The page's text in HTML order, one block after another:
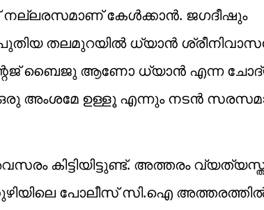
കേള്‍ക്കാന്‍. ജഗദീഷും
തലമുറയില്‍ ധ്യാന്‍
ബൈജു ആണോ ധ്യാന്‍ എന്ന
അംശമേ ഉള്ളൂ എന്നും നടന്‍
കിട്ടിയിട്ടുണ്ട്. അത്തരം
പോലീസ് സി.ഐ